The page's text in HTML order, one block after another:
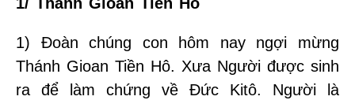
1/ Thánh Gioan Tiền Hô
1) Đoàn chúng con hôm nay ngợi mừng
Thánh Gioan Tiền Hô. Xưa Người được sinh
ra để làm chứng về Đức Kitô. Người là